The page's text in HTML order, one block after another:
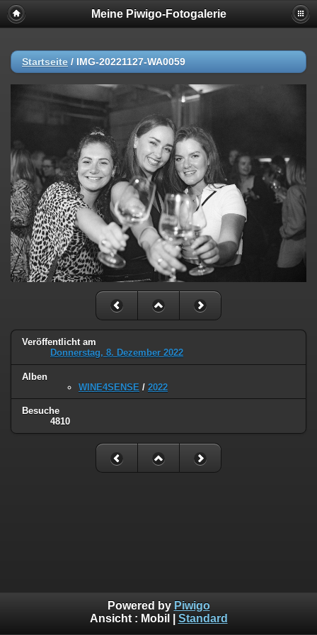
Meine Piwigo-Fotogalerie
Startseite / IMG-20221127-WA0059
Veröffentlicht am
Donnerstag, 8. Dezember 2022
Alben
WINE4SENSE / 2022
Besuche
4810
Powered by Piwigo
Ansicht : Mobil Standard